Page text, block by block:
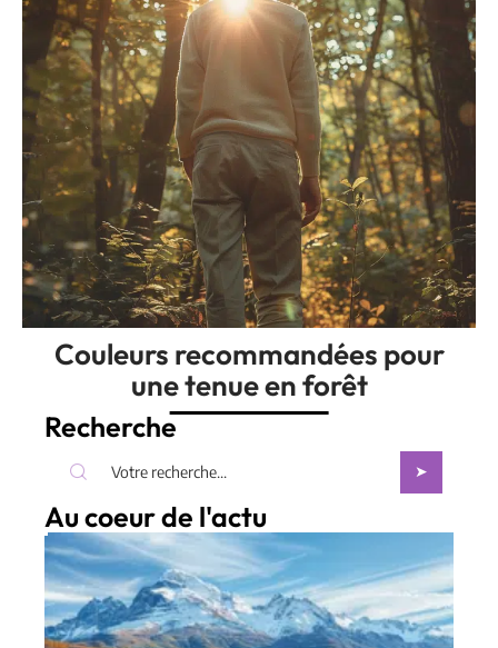
Couleurs recommandées pour
une tenue en forêt
Recherche
Au coeur de l'actu